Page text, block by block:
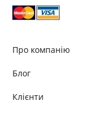
Про компанію
Блог
Клієнти